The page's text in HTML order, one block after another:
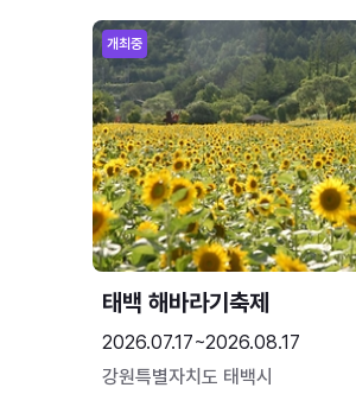
개최중
태백 해바라기축제
2026.07.17~2026.08.17
강원특별자치도 태백시